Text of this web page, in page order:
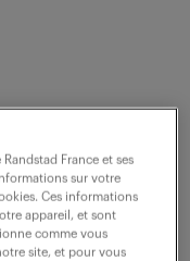
(f/h)France et ses
sur votre
Ces informations
appareil, et sont
comme vous
site, et pour vous